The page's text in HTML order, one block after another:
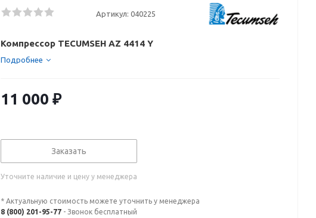
Артикул: 040225
Компрессор TECUMSEH AZ 4414 Y
Подробнее
11 000 ₽
Заказать
Уточните наличие и цену у менеджера
* Актуальную стоимость можете уточнить у менеджера
8 (800) 201-95-77 - Звонок бесплатный